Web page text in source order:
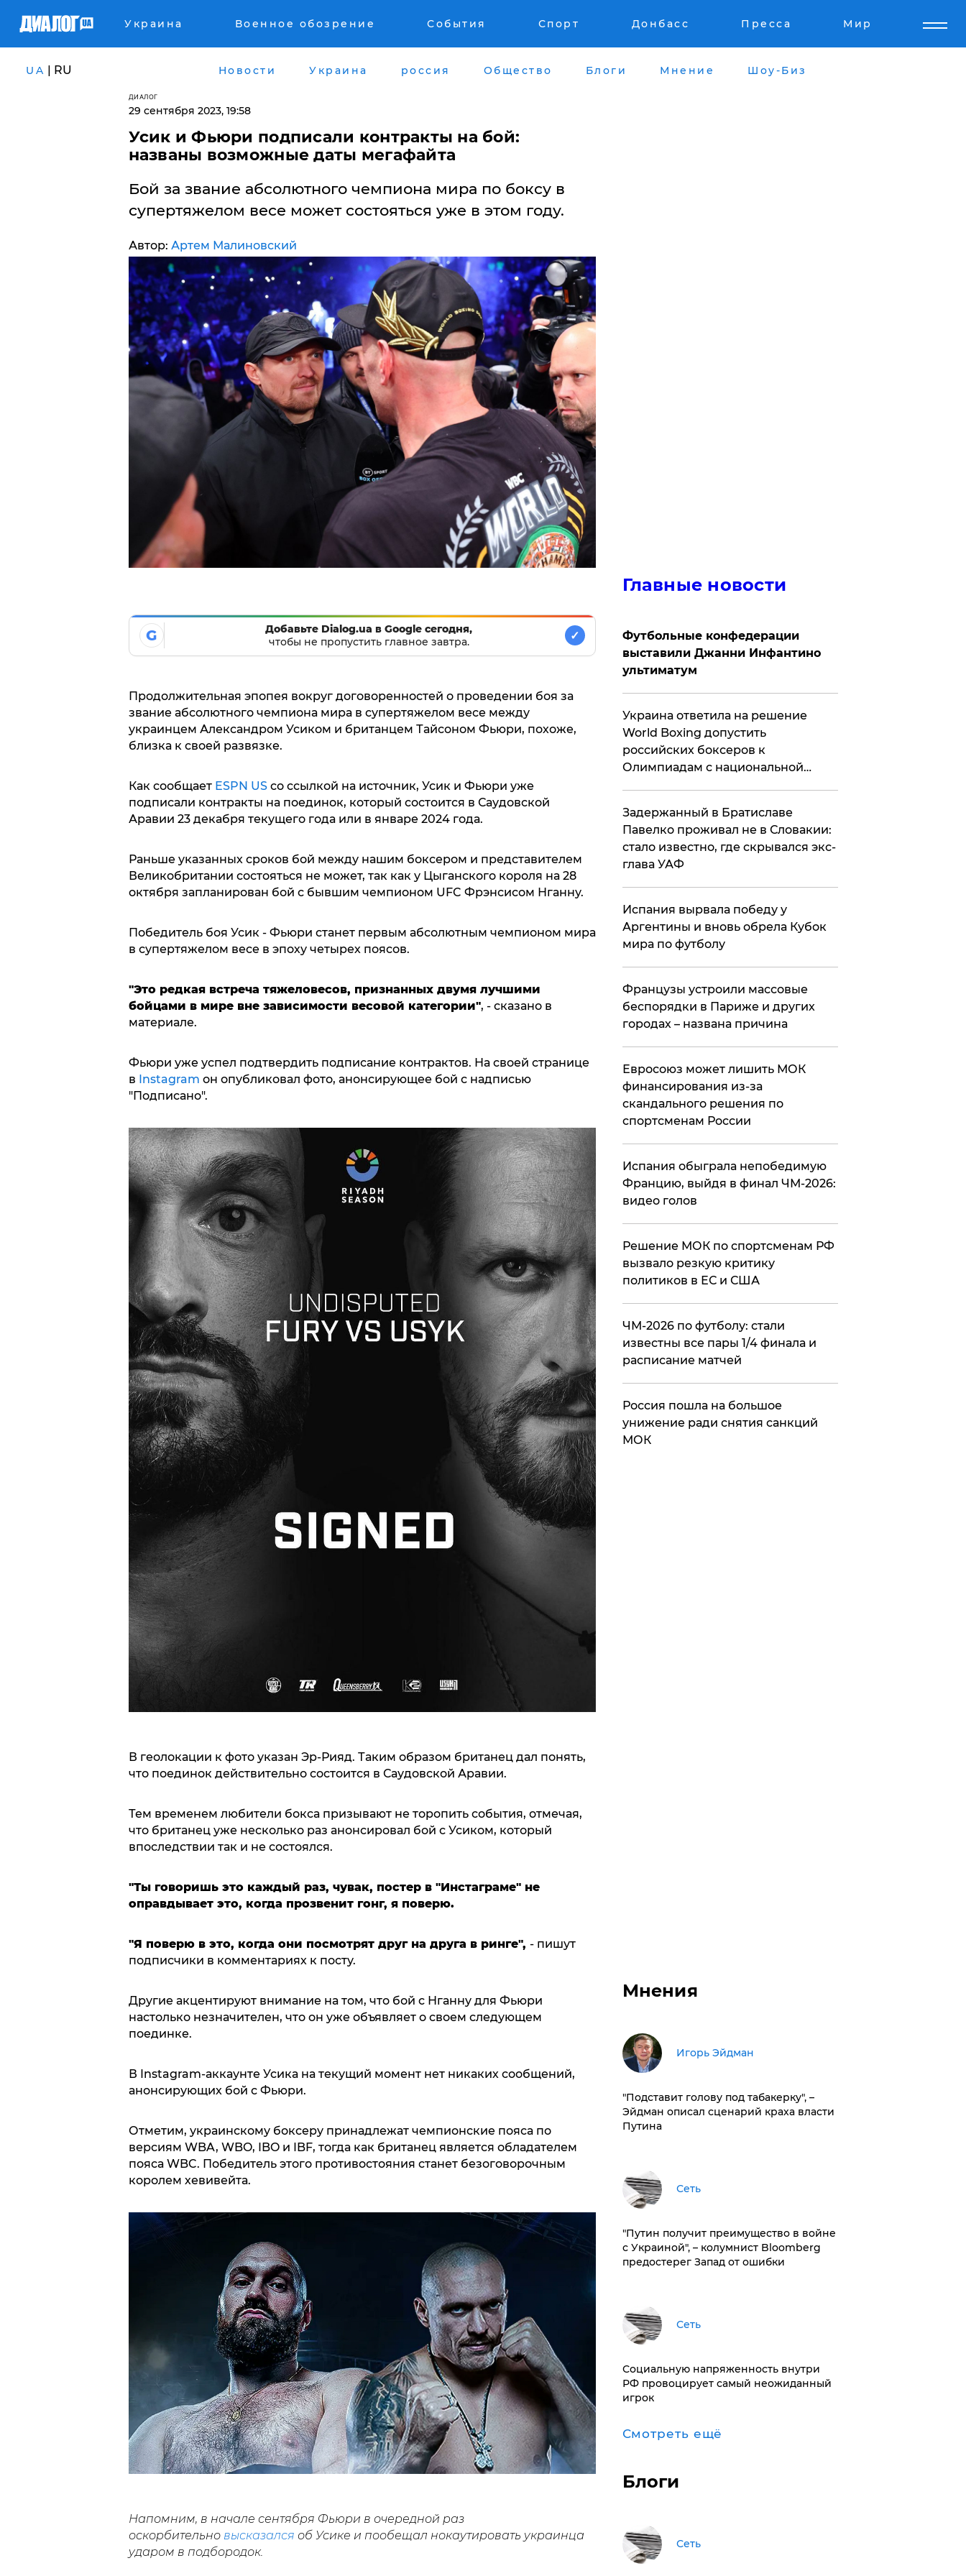
Украина Военное обозрение События Спорт Донбасс Пресса Мир
UA | RU Новости Украина россия Общество Блоги Мнение Шоу-Биз
ДИАЛОГ
29 сентября 2023, 19:58
Усик и Фьюри подписали контракты на бой:
названы возможные даты мегафайта
Бой за звание абсолютного чемпиона мира по боксу в
супертяжелом весе может состояться уже в этом году.
Автор: Артем Малиновский
G
Добавьте Dialog.ua в Google сегодня,
чтобы не пропустить главное завтра.
✓
Продолжительная эпопея вокруг договоренностей о проведении боя за
звание абсолютного чемпиона мира в супертяжелом весе между
украинцем Александром Усиком и британцем Тайсоном Фьюри, похоже,
близка к своей развязке.
Как сообщает ESPN USсо ссылкой на источник, Усик и Фьюри уже
подписали контракты на поединок, который состоится в Саудовской
Аравии 23 декабря текущего года или в январе 2024 года.
Раньше указанных сроков бой между нашим боксером и представителем
Великобритании состояться не может, так как у Цыганского короля на 28
октября запланирован бой с бывшим чемпионом UFC Фрэнсисом Нганну.
Победитель боя Усик - Фьюри станет первым абсолютным чемпионом мира
в супертяжелом весе в эпоху четырех поясов.
"Это редкая встреча тяжеловесов, признанных двумя лучшими
бойцами в мире вне зависимости весовой категории", - сказано в
материале.
Фьюри уже успел подтвердить подписание контрактов. На своей странице
в Instagram он опубликовал фото, анонсирующее бой с надписью
"Подписано".
В геолокации к фото указан Эр-Рияд. Таким образом британец дал понять,
что поединок действительно состоится в Саудовской Аравии.
Тем временем любители бокса призывают не торопить события, отмечая,
что британец уже несколько раз анонсировал бой с Усиком, который
впоследствии так и не состоялся.
"Ты говоришь это каждый раз, чувак, постер в "Инстаграме" не
оправдывает это, когда прозвенит гонг, я поверю.
"Я поверю в это, когда они посмотрят друг на друга в ринге", - пишут
подписчики в комментариях к посту.
Другие акцентируют внимание на том, что бой с Нганну для Фьюри
настолько незначителен, что он уже объявляет о своем следующем
поединке.
В Instagram-аккаунте Усика на текущий момент нет никаких сообщений,
анонсирующих бой с Фьюри.
Отметим, украинскому боксеру принадлежат чемпионские пояса по
версиям WBA, WBO, IBO и IBF, тогда как британец является обладателем
пояса WBC. Победитель этого противостояния станет безоговорочным
королем хевивейта.
Напомним, в начале сентября Фьюри в очередной раз
оскорбительно высказался об Усике и пообещал нокаутировать украинца
ударом в подбородок.
Главные новости
Футбольные конфедерации
выставили Джанни Инфантино
ультиматум
Украина ответила на решение
World Boxing допустить
российских боксеров к
Олимпиадам с национальной
Задержанный в Братиславе
Павелко проживал не в Словакии:
стало известно, где скрывался экс-
глава УАФ
Испания вырвала победу у
Аргентины и вновь обрела Кубок
мира по футболу
Французы устроили массовые
беспорядки в Париже и других
городах – названа причина
Евросоюз может лишить МОК
финансирования из-за
скандального решения по
спортсменам России
Испания обыграла непобедимую
Францию, выйдя в финал ЧМ-2026:
видео голов
Решение МОК по спортсменам РФ
вызвало резкую критику
политиков в ЕС и США
ЧМ-2026 по футболу: стали
известны все пары 1/4 финала и
расписание матчей
Россия пошла на большое
унижение ради снятия санкций
МОК
Мнения
Игорь Эйдман
​"Подставит голову под табакерку", –
Эйдман описал сценарий краха власти
Путина
Сеть
"Путин получит преимущество в войне
с Украиной", – колумнист Bloomberg
предостерег Запад от ошибки
Сеть
Социальную напряженность внутри
РФ провоцирует самый неожиданный
игрок
Смотреть ещё
Блоги
Сеть